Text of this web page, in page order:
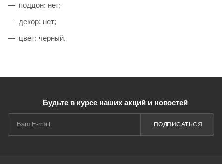
поддон: нет;
декор: нет;
цвет: черный.
Будьте в курсе наших акций и новостей
ПОДПИСАТЬСЯ